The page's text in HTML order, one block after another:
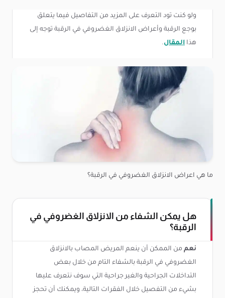
ولو كنت تود التعرف على المزيد من التفاصيل فيما يتعلق
بوجع الرقبة وأعراض الانزلاق الغضروفي في الرقبة توجه إلى
هذا المقال.
ما هي اعراض الانزلاق الغضروفي في الرقبة؟
هل يمكن الشفاء من الانزلاق الغضروفي في
الرقبة؟
نعم من الممكن أن ينعم المريض المصاب بالانزلاق
الغضروفي في الرقبة بالشفاء التام من خلال بعض
التداخلات الجراحية والغير جراحية التي سوف نتعرف عليها
بشيء من التفصيل خلال الفقرات التالية، ويمكنك أن تحجز